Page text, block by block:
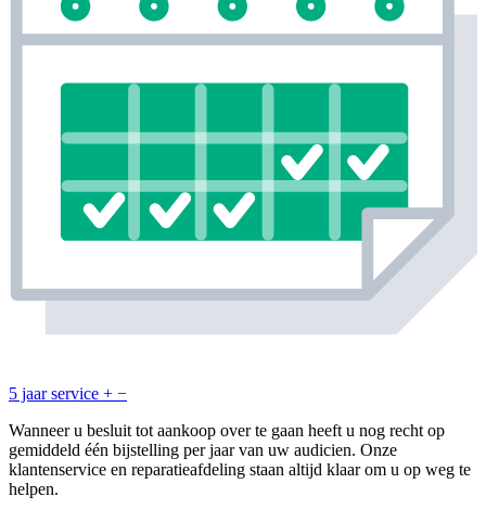
5 jaar service + −
Wanneer u besluit tot aankoop over te gaan heeft u nog recht op
gemiddeld één bijstelling per jaar van uw audicien. Onze
klantenservice en reparatieafdeling staan altijd klaar om u op weg te
helpen.